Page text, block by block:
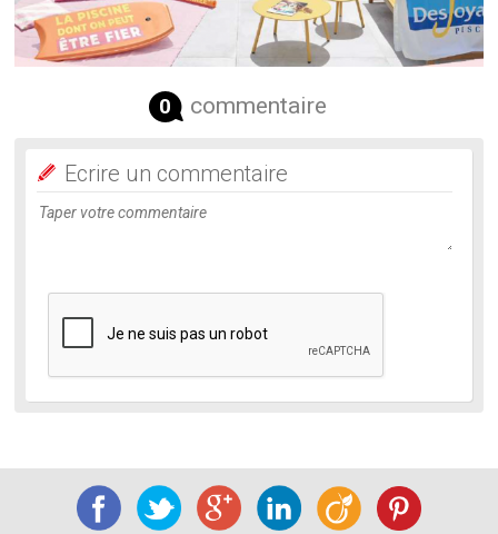
0 commentaire
Ecrire un commentaire